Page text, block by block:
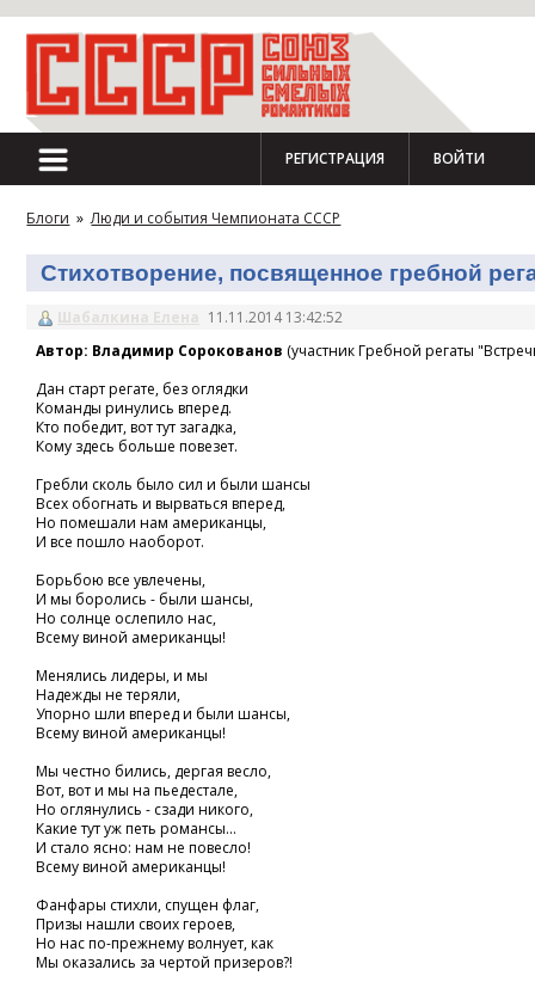
РЕГИСТРАЦИЯ ВОЙТИ
Блоги » Люди и события Чемпионата СССР
Стихотворение, посвященное гребной
Шабалкина Елена 11.11.2014 13:42:52
Автор: Владимир Сорокованов (участник Гребной регаты
Дан старт регате, без оглядки
Команды ринулись вперед.
Кто победит, вот тут загадка,
Кому здесь больше повезет.
Гребли сколь было сил и были шансы
Всех обогнать и вырваться вперед,
Но помешали нам американцы,
И все пошло наоборот.
Борьбою все увлечены,
И мы боролись - были шансы,
Но солнце ослепило нас,
Всему виной американцы!
Менялись лидеры, и мы
Надежды не теряли,
Упорно шли вперед и были шансы,
Всему виной американцы!
Мы честно бились, дергая весло,
Вот, вот и мы на пьедестале,
Но оглянулись - сзади никого,
Какие тут уж петь романсы...
И стало ясно: нам не повесло!
Всему виной американцы!
Фанфары стихли, спущен флаг,
Призы нашли своих героев,
Но нас по-прежнему волнует, как
Мы оказались за чертой призеров?!